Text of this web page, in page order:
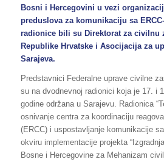
Bosni i Hercegovini u vezi
preduslova za komunikaciju sa
radionice bili su Direktorat za civilnu
Republike Hrvatske i Asocijacija za
Sarajeva.
Predstavnici Federalne uprave civilne
su na dvodnevnoj radionici koja je 17. i
godine održana u Sarajevu. Radionica
osnivanje centra za koordinaciju
(ERCC) i uspostavljanje komunikacije
okviru implementacije projekta
Bosne i Hercegovine za Mehanizam